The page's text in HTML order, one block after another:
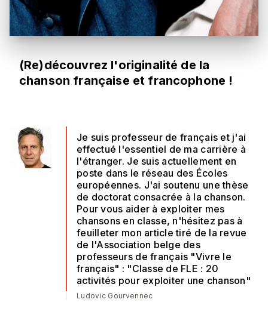
(Re)découvrez l'originalité de la
chanson française et francophone !
Je suis professeur de français et j'ai
effectué l'essentiel de ma carrière à
l'étranger. Je suis actuellement en
poste dans le réseau des Écoles
européennes. J'ai soutenu une thèse
de doctorat consacrée à la chanson.
Pour vous aider à exploiter mes
chansons en classe, n'hésitez pas à
feuilleter mon article tiré de la revue
de l'Association belge des
professeurs de français "Vivre le
français" : "Classe de FLE : 20
activités pour exploiter une chanson"
Ludovic Gourvennec